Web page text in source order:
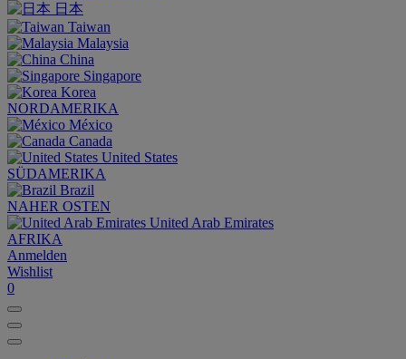
日本
Taiwan
Malaysia
China
Singapore
Korea
NORDAMERIKA
México
Canada
United States
SÜDAMERIKA
Brazil
NAHER OSTEN
United Arab Emirates
AFRIKA
Anmelden
Wishlist
0